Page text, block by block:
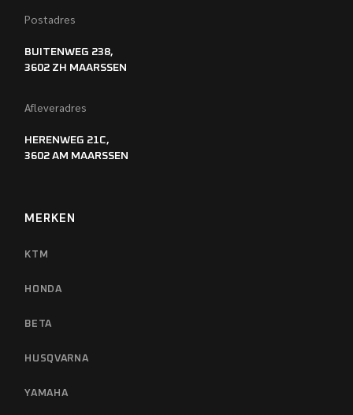
Postadres
BUITENWEG 238,
3602 ZH MAARSSEN
Afleveradres
HERENWEG 21C,
3602 AM MAARSSEN
MERKEN
KTM
HONDA
BETA
HUSQVARNA
YAMAHA